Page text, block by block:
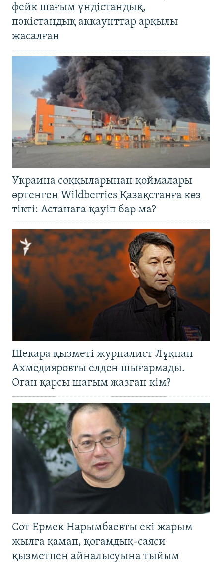
фейк шағым үндістандық,
пәкістандық аккаунттар арқылы
жасалған
Украина соққыларынан қоймалары
өртенген Wildberries Қазақстанға көз
тікті: Астанаға қауіп бар ма?
Шекара қызметі журналист Лұқпан
Ахмедияровты елден шығармады.
Оған қарсы шағым жазған кім?
Сот Ермек Нарымбаевты екі жарым
жылға қамап, қоғамдық-саяси
қызметпен айналысуына тыйым